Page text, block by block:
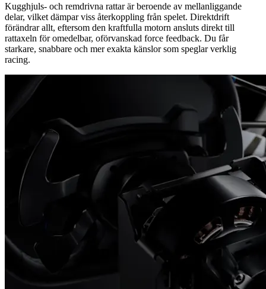
Kugghjuls- och remdrivna rattar är beroende av mellanliggande
delar, vilket dämpar viss återkoppling från spelet. Direktdrift
förändrar allt, eftersom den kraftfulla motorn ansluts direkt till
rattaxeln för omedelbar, oförvanskad force feedback. Du får
starkare, snabbare och mer exakta känslor som speglar verklig
racing.